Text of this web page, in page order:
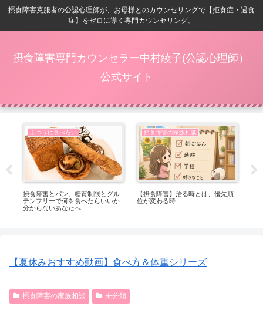
摂食障害克服者の公認心理師が、お母様とのカウンセリングで【拒食症・過食
症】をゼロに導く専門カウンセリング。
摂食障害専門カウンセラー中村綾子(公認心理師）
公式サイト
ふつうに食べたい
摂食障害とパン。糖質制限とグル
テンフリーで何を食べたらいいか
分からないあなたへ
摂食障害の家族相談
【摂食障害】治る時とは、優先順
位が変わる時
【夏休みおすすめ動画】食べ方＆体重シリーズ
摂食障害の家族相談 未分類